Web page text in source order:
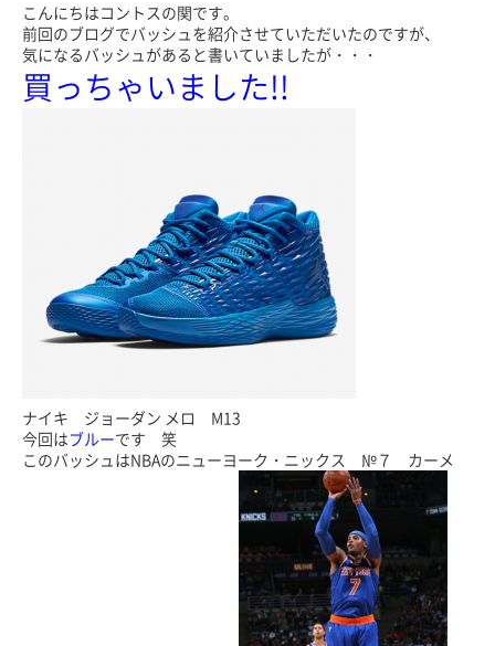
こんにちはコントスの関です。
前回のブログでバッシュを紹介させていただいたのですが、
気になるバッシュがあると書いていましたが・・・
買っちゃいました!!
ナイキ ジョーダン メロ M13
今回はブルーです 笑
このバッシュはNBAのニューヨーク・ニックス №７ カーメ